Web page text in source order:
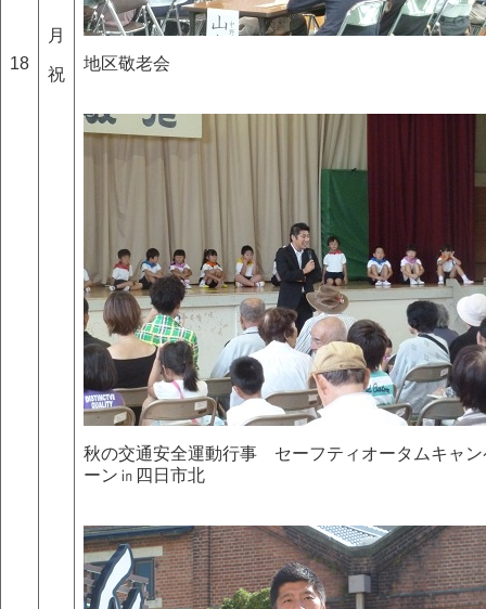
18
月
祝
地区敬老会
秋の交通安全運動行事 セーフティオータムキャン
ーン㏌四日市北